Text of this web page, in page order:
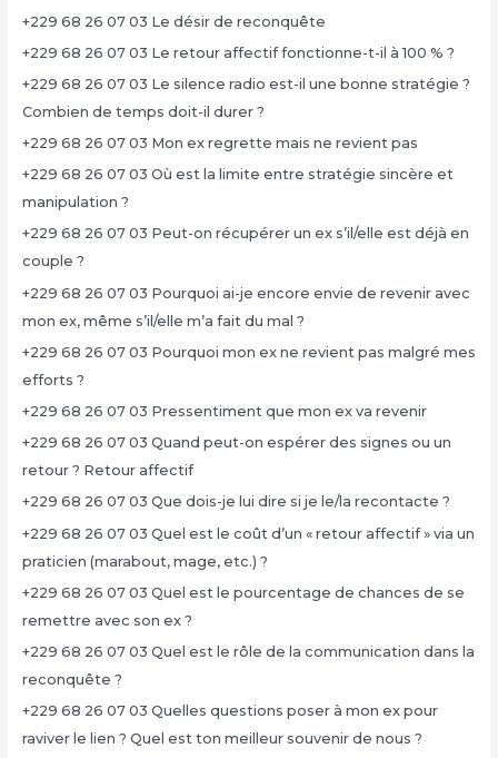
+229 68 26 07 03 Le désir de reconquête
+229 68 26 07 03 Le retour affectif fonctionne-t-il à 100 % ?
+229 68 26 07 03 Le silence radio est-il une bonne stratégie ?
Combien de temps doit-il durer ?
+229 68 26 07 03 Mon ex regrette mais ne revient pas
+229 68 26 07 03 Où est la limite entre stratégie sincère et
manipulation ?
+229 68 26 07 03 Peut-on récupérer un ex s’il/elle est déjà en
couple ?
+229 68 26 07 03 Pourquoi ai-je encore envie de revenir avec
mon ex, même s’il/elle m’a fait du mal ?
+229 68 26 07 03 Pourquoi mon ex ne revient pas malgré mes
efforts ?
+229 68 26 07 03 Pressentiment que mon ex va revenir
+229 68 26 07 03 Quand peut-on espérer des signes ou un
retour ? Retour affectif
+229 68 26 07 03 Que dois-je lui dire si je le/la recontacte ?
+229 68 26 07 03 Quel est le coût d’un « retour affectif » via un
praticien (marabout, mage, etc.) ?
+229 68 26 07 03 Quel est le pourcentage de chances de se
remettre avec son ex ?
+229 68 26 07 03 Quel est le rôle de la communication dans la
reconquête ?
+229 68 26 07 03 Quelles questions poser à mon ex pour
raviver le lien ? Quel est ton meilleur souvenir de nous ?